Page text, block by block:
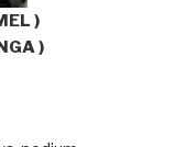
)
)